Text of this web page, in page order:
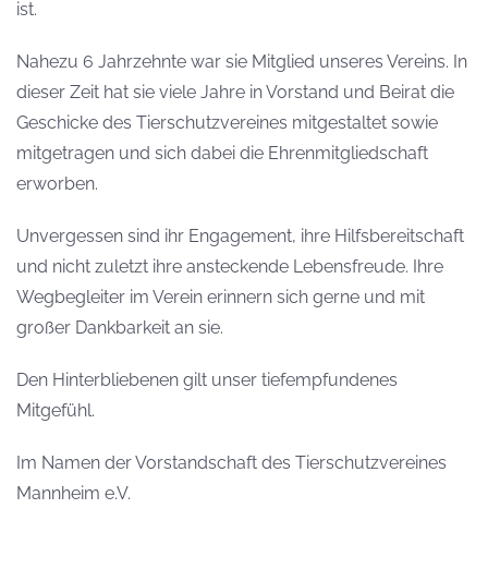
ist.
Nahezu 6 Jahrzehnte war sie Mitglied unseres Vereins. In
dieser Zeit hat sie viele Jahre in Vorstand und Beirat die
Geschicke des Tierschutzvereines mitgestaltet sowie
mitgetragen und sich dabei die Ehrenmitgliedschaft
erworben.
Unvergessen sind ihr Engagement, ihre Hilfsbereitschaft
und nicht zuletzt ihre ansteckende Lebensfreude. Ihre
Wegbegleiter im Verein erinnern sich gerne und mit
großer Dankbarkeit an sie.
Den Hinterbliebenen gilt unser tiefempfundenes
Mitgefühl.
Im Namen der Vorstandschaft des Tierschutzvereines
Mannheim e.V.